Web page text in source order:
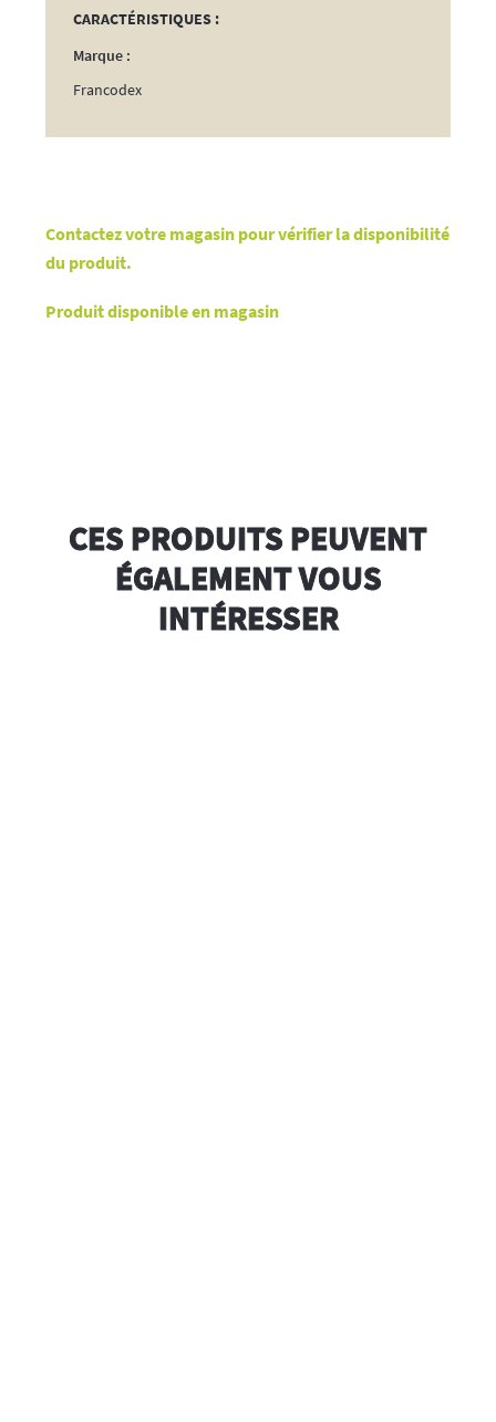
Contactez votre magasin pour vérifier la disponibilité
du produit.
Produit disponible en magasin
CARACTÉRISTIQUES :
Marque :
Francodex
CES PRODUITS PEUVENT
ÉGALEMENT VOUS
INTÉRESSER